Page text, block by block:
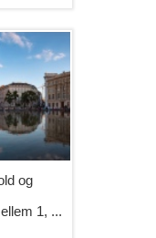
og
1, ...